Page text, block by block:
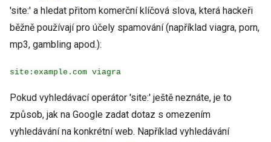
'site:' a hledat přitom komerční klíčová slova, která hackeři
běžně používají pro účely spamování (například viagra, porn,
mp3, gambling apod.):
site:example.com viagra
Pokud vyhledávací operátor 'site:' ještě neznáte, je to
způsob, jak na Google zadat dotaz s omezením
vyhledávání na konkrétní web. Například vyhledávání